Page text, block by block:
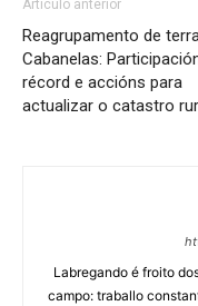
Artículo anterior
Reagrupamento de
Cabanelas:
récord e accións para
actualizar o catastro
Labregando é froito
campo: traballo